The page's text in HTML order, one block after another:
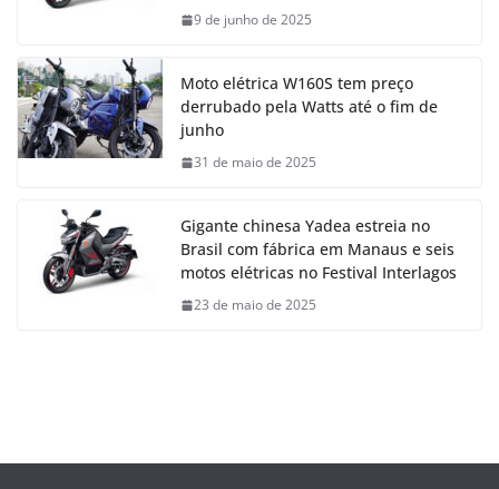
9 de junho de 2025
Moto elétrica W160S tem preço
derrubado pela Watts até o fim de
junho
31 de maio de 2025
Gigante chinesa Yadea estreia no
Brasil com fábrica em Manaus e seis
motos elétricas no Festival Interlagos
23 de maio de 2025